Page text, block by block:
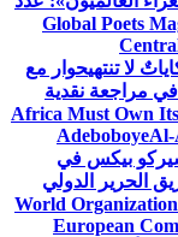
Global Poets
لا تنتهيحوار مع
في مراجعة نقدية
Africa Must Own
AdeboboyeAl-
بيكس في
الحرير الدولي
World
European